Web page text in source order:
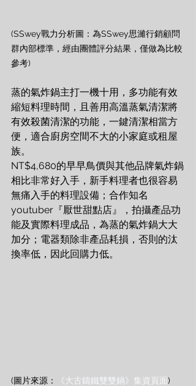
(SSwey戰力分析圖：為SSwey思濰行銷顧問
群內部標準，經由團體評分結果，僅做為比較
參考)
蒸的氣炸鍋主打一機十用，多功能有效
縮短料理時間，且善用高溫蒸氣清潔將
有效殺菌清潔的功能，一鍵清潔相當方
便，適合廚房空間不大的小家庭或租屋
族。
NT$4,680的早早鳥價與其他品牌氣炸鍋
相比非常好入手，新手料理者也很容易
無痛入手的料理設備；合作知名
youtuber『厭世甜點店』，拍攝產品功
能及實際料理成品，為蒸的氣炸鍋大大
加分；電器類除非產品耗損，否則的汰
換率低，因此回購力低。
(圖片來源： 《大古鑄鐵雙雙鍋》集資頁面)